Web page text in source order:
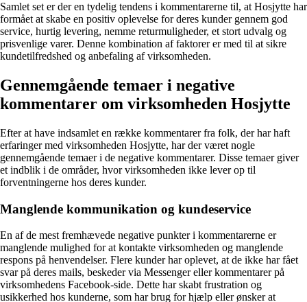
Samlet set er der en tydelig tendens i kommentarerne til, at Hosjytte har
formået at skabe en positiv oplevelse for deres kunder gennem god
service, hurtig levering, nemme returmuligheder, et stort udvalg og
prisvenlige varer. Denne kombination af faktorer er med til at sikre
kundetilfredshed og anbefaling af virksomheden.
Gennemgående temaer i negative
kommentarer om virksomheden Hosjytte
Efter at have indsamlet en række kommentarer fra folk, der har haft
erfaringer med virksomheden Hosjytte, har der været nogle
gennemgående temaer i de negative kommentarer. Disse temaer giver
et indblik i de områder, hvor virksomheden ikke lever op til
forventningerne hos deres kunder.
Manglende kommunikation og kundeservice
En af de mest fremhævede negative punkter i kommentarerne er
manglende mulighed for at kontakte virksomheden og manglende
respons på henvendelser. Flere kunder har oplevet, at de ikke har fået
svar på deres mails, beskeder via Messenger eller kommentarer på
virksomhedens Facebook-side. Dette har skabt frustration og
usikkerhed hos kunderne, som har brug for hjælp eller ønsker at